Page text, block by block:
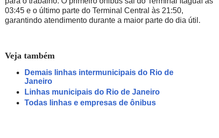
03:45 e o último parte do Terminal Central às 21:50,
garantindo atendimento durante a maior parte do dia útil.
Veja também
Demais linhas intermunicipais do Rio de
Janeiro
Linhas municipais do Rio de Janeiro
Todas linhas e empresas de ônibus